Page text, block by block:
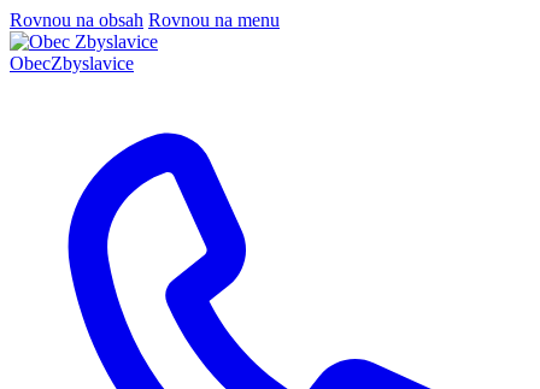
Rovnou na obsah Rovnou na menu
ObecZbyslavice